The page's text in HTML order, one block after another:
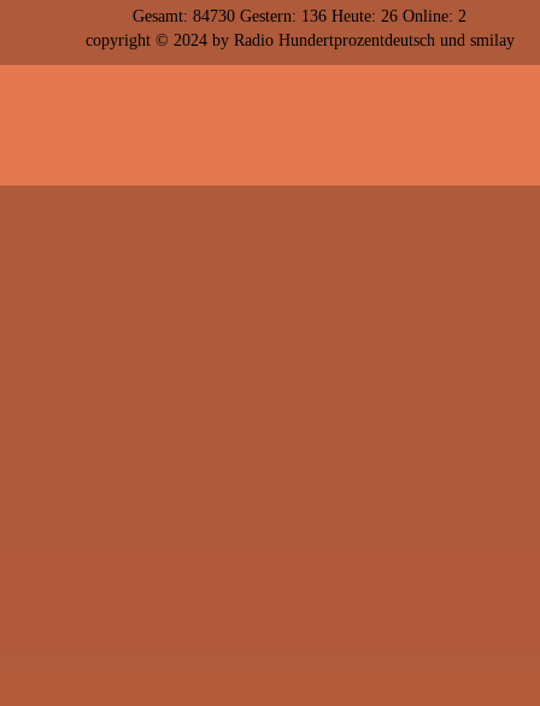
Gesamt: 84730 Gestern: 136 Heute: 26 Online: 2
copyright © 2024 by Radio Hundertprozentdeutsch und smilay